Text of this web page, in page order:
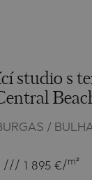
studio s
/
/// 1 895 €/ m²